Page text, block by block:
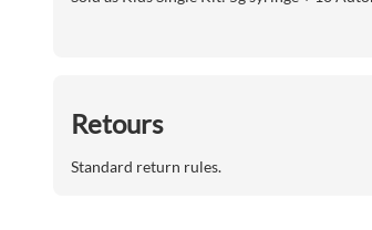
Retours
Standard return rules.